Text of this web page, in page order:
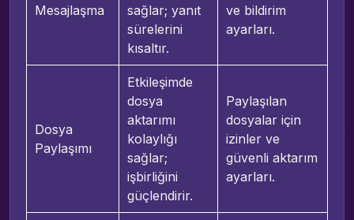
Mesajlaşma
sağlar; yanıt
sürelerini
kısaltır.
ve bildirim
ayarları.
Dosya
Paylaşımı
Etkileşimde
dosya
aktarımı
kolaylığı
sağlar;
işbirliğini
güçlendirir.
Paylaşılan
dosyalar için
izinler ve
güvenli aktarım
ayarları.